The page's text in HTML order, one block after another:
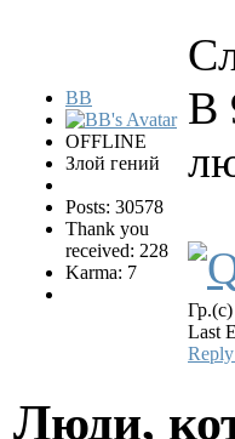
BB
OFFLINE
Злой гений
Posts: 30578
Thank you
received: 228
Karma: 7
В
Гр.(с)
Last
Reply
Люди,